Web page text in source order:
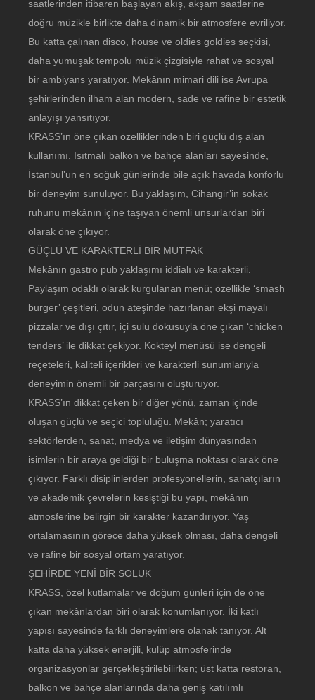
saatlerinden itibaren başlayan akış, akşam saatlerine
doğru müzikle birlikte daha dinamik bir atmosfere evriliyor.
Bu katta çalınan disco, house ve oldies goldies seçkisi,
daha yumuşak tempolu müzik çizgisiyle rahat ve sosyal
bir ambiyans yaratıyor. Mekânın mimari dili ise Avrupa
şehirlerinden ilham alan modern, sade ve rafine bir estetik
anlayışı yansıtıyor.
KRASS’ın öne çıkan özelliklerinden biri güçlü dış alan
kullanımı. Isıtmalı balkon ve bahçe alanları sayesinde,
İstanbul’un en soğuk günlerinde bile açık havada konforlu
bir deneyim sunuluyor. Bu yaklaşım, Cihangir’in sokak
ruhunu mekânın içine taşıyan önemli unsurlardan biri
olarak öne çıkıyor.
GÜÇLÜ VE KARAKTERLİ BİR MUTFAK
Mekânın gastro pub yaklaşımı iddialı ve karakterli.
Paylaşım odaklı olarak kurgulanan menü; özellikle ‘smash
burger’ çeşitleri, odun ateşinde hazırlanan ekşi mayalı
pizzalar ve dışı çıtır, içi sulu dokusuyla öne çıkan ‘chicken
tenders’ ile dikkat çekiyor. Kokteyl menüsü ise dengeli
reçeteleri, kaliteli içerikleri ve karakterli sunumlarıyla
deneyimin önemli bir parçasını oluşturuyor.
KRASS’ın dikkat çeken bir diğer yönü, zaman içinde
oluşan güçlü ve seçici topluluğu. Mekân; yaratıcı
sektörlerden, sanat, medya ve iletişim dünyasından
isimlerin bir araya geldiği bir buluşma noktası olarak öne
çıkıyor. Farklı disiplinlerden profesyonellerin, sanatçıların
ve akademik çevrelerin kesiştiği bu yapı, mekânın
atmosferine belirgin bir karakter kazandırıyor. Yaş
ortalamasının görece daha yüksek olması, daha dengeli
ve rafine bir sosyal ortam yaratıyor.
ŞEHİRDE YENİ BİR SOLUK
KRASS, özel kutlamalar ve doğum günleri için de öne
çıkan mekânlardan biri olarak konumlanıyor. İki katlı
yapısı sayesinde farklı deneyimlere olanak tanıyor. Alt
katta daha yüksek enerjili, kulüp atmosferinde
organizasyonlar gerçekleştirilebilirken; üst katta restoran,
balkon ve bahçe alanlarında daha geniş katılımlı